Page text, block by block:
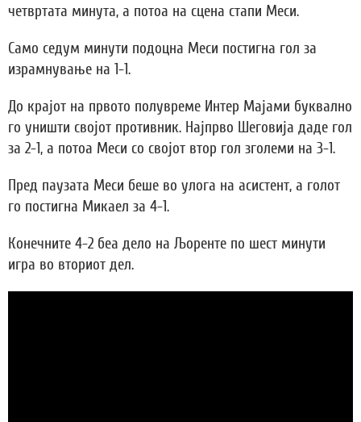
четвртата минута, а потоа на сцена стапи Меси.
Само седум минути подоцна Меси постигна гол за
израмнување на 1-1.
До крајот на првото полувреме Интер Мајами буквално
го уништи својот противник. Најпрво Шеговија даде гол
за 2-1, а потоа Меси со својот втор гол зголеми на 3-1.
Пред паузата Меси беше во улога на асистент, а голот
го постигна Микаел за 4-1.
Конечните 4-2 беа дело на Љоренте по шест минути
игра во вториот дел.